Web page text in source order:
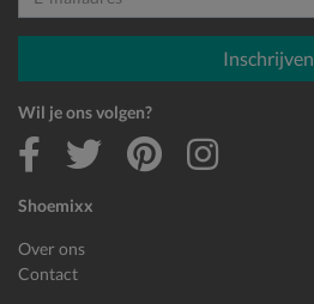
Shoemixx
Over ons
Contact
E-mailadres
Inschrijven
Wil je ons volgen?